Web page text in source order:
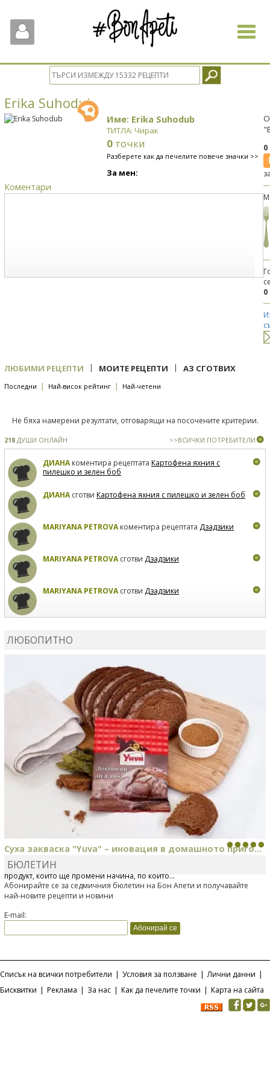
Toggle
Erika Suhodub
Име: Erika Suhodub
ТИТЛА: Чирак
0 точки
Разберете как да печелите повече значки >>
За мен:
Коментари
0
ЛЮБИМИ РЕЦЕПТИ | МОИТЕ РЕЦЕПТИ | АЗ СГОТВИХ
Последни | Най-висок рейтинг | Най-четени
Не бяха намерени резултати, отговарящи на посочените критерии.
218 ДУШИ ОНЛАЙН >>ВСИЧКИ ПОТРЕБИТЕЛИ
ДИАНАкоментира рецептата Картофена яхния с
пилешко и зелен боб
ДИАНАсготви Картофена яхния с пилешко и зелен боб
MARIYANA PETROVAкоментира рецептата Дзадзики
MARIYANA PETROVAсготви Дзадзики
MARIYANA PETROVAсготви Дзадзики
ЛЮБОПИТНО
Суха закваска "Yuva" – иновация в домашното приго...
Отскоро Лесафр България стартира предлагането на изцяло нов
продукт, който ще промени начина, по който...
БЮЛЕТИН
Абонирайте се за седмичния бюлетин на Бон Апети и получавайте
най-новите рецепти и новини
E-mail:
Списък на всички потребители | Условия за ползване | Лични данни |
Бисквитки | Реклама | За нас | Как да печелите точки | Карта на сайта